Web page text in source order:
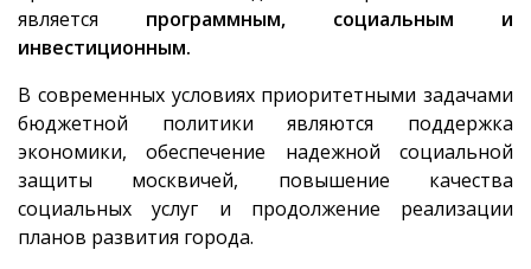
является программным, социальным и
инвестиционным.
В современных условиях приоритетными задачами
бюджетной политики являются поддержка
экономики, обеспечение надежной социальной
защиты москвичей, повышение качества
социальных услуг и продолжение реализации
планов развития города.